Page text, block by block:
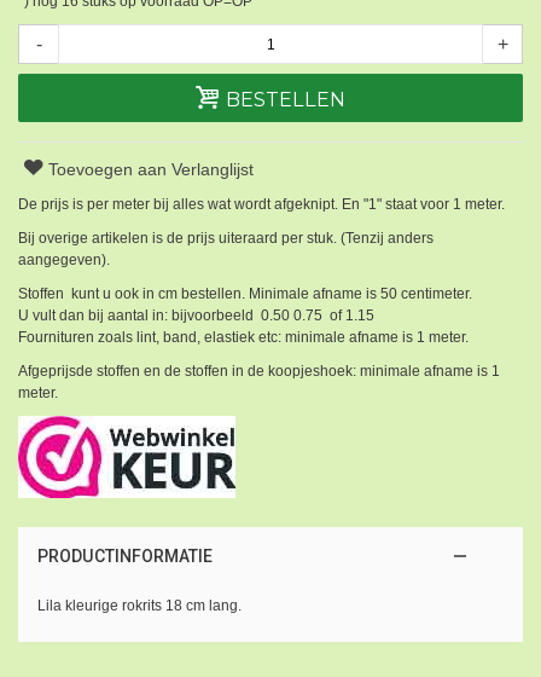
- +
BESTELLEN
Toevoegen aan Verlanglijst
De prijs is per meter bij alles wat wordt afgeknipt. En "1" staat voor 1 meter.
Bij overige artikelen is de prijs uiteraard per stuk. (Tenzij anders
aangegeven).
Stoffen kunt u ook in cm bestellen. Minimale afname is 50 centimeter.
U vult dan bij aantal in: bijvoorbeeld 0.50 0.75 of 1.15
Fournituren zoals lint, band, elastiek etc: minimale afname is 1 meter.
Afgeprijsde stoffen en de stoffen in de koopjeshoek: minimale afname is 1
meter.
PRODUCTINFORMATIE
Lila kleurige rokrits 18 cm lang.